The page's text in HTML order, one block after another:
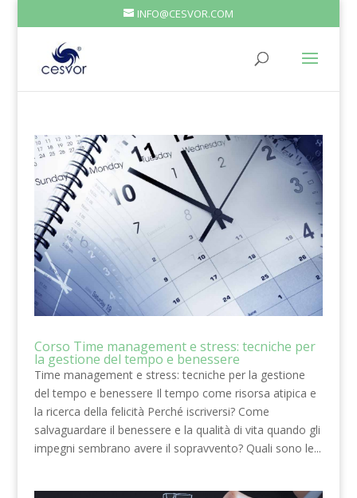
INFO@CESVOR.COM
Corso Time management e stress: tecniche per
la gestione del tempo e benessere
Time management e stress: tecniche per la gestione
del tempo e benessere Il tempo come risorsa atipica e
la ricerca della felicità Perché iscriversi? Come
salvaguardare il benessere e la qualità di vita quando gli
impegni sembrano avere il sopravvento? Quali sono le...